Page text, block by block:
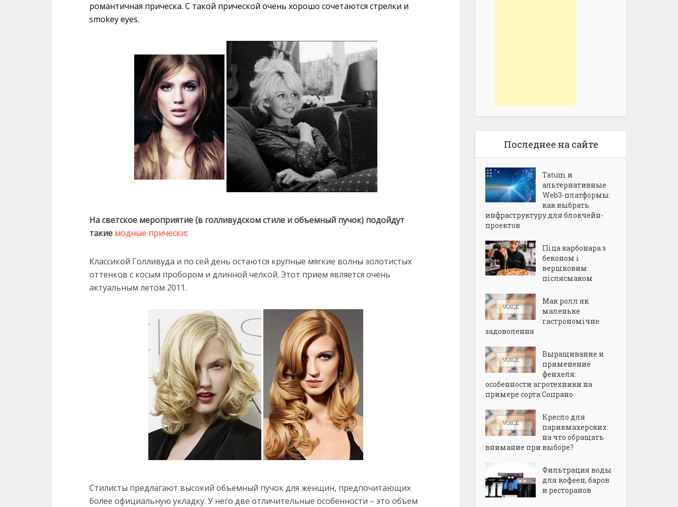
романтичная прическа. С такой прической очень хорошо сочетаются стрелки и
smokey eyes.
На светское мероприятие (в голливудском стиле и объемный пучок) подойдут
такие модные прически:
Классикой Голливуда и по сей день остаются крупные мягкие волны золотистых
оттенков с косым пробором и длинной челкой. Этот прием является очень
актуальным летом 2011.
Стилисты предлагают высокий объемный пучок для женщин, предпочитающих
более официальную укладку. У него две отличительные особенности – это объем
Последнее на сайте
Tatum и
альтернативные
Web3-платформы:
как выбрать
инфраструктуру для блокчейн-
проектов
Піца карбонара з
беконом і
вершковим
післясмаком
Мак ролл як
маленьке
гастрономічне
задоволення
Выращивание и
применение
фенхеля:
особенности агротехники на
примере сорта Сопрано
Кресло для
парикмахерских:
на что обращать
внимание при выборе?
Фильтрация воды
для кофеен, баров
и ресторанов